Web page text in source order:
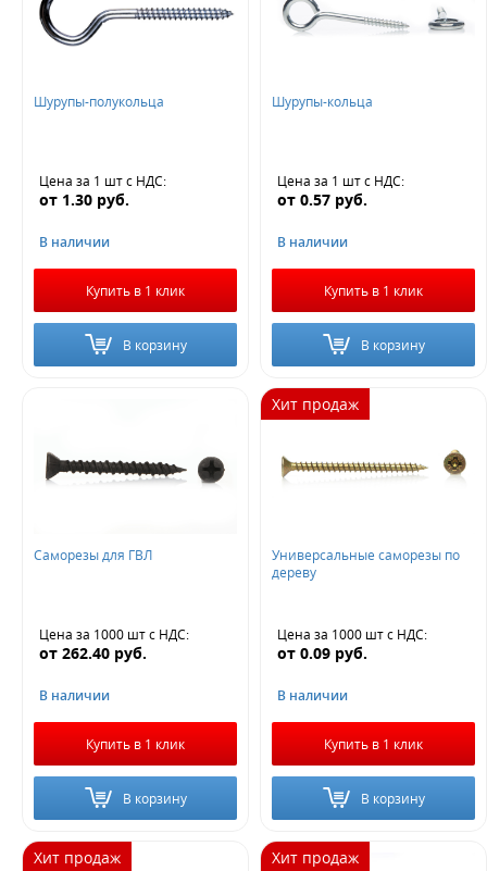
Жду звонка
саморезы для профиля Для пластика С буром
анодированные с прессшайбой По_металлу (ПШ)
По_металлу клопы (семечки) нержавеющие
Шурупы-полукольца
Цена за 1 штс НДС:
от 1.30 руб.
В наличии
Купить в 1 клик
В корзину
Шурупы-кольца
Цена за 1 штс НДС:
от 0.57 руб.
В наличии
Купить в 1 клик
В корзину
Саморезы для ГВЛ
Цена за 1000 штс НДС:
от 262.40 руб.
В наличии
Купить в 1 клик
В корзину
Хит продаж
Универсальные саморезы по
дереву
Цена за 1000 штс НДС:
от 0.09 руб.
В наличии
Купить в 1 клик
В корзину
Хит продаж Хит продаж